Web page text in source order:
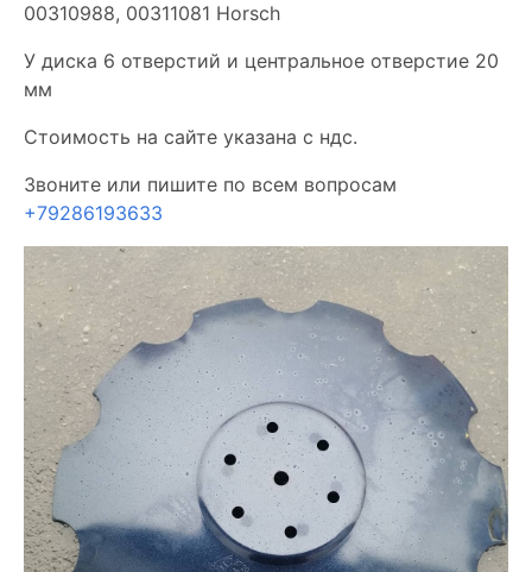
00310988, 00311081 Horsch
У диска 6 отверстий и центральное отверстие 20
мм
Стоимость на сайте указана с ндс.
Звоните или пишите по всем вопросам
+79286193633